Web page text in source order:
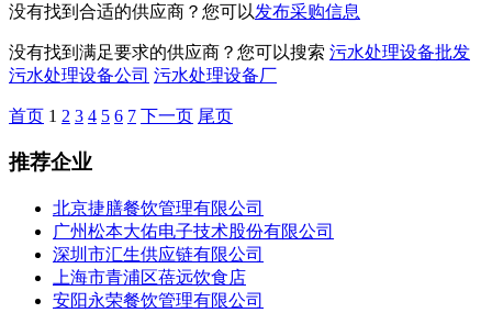
没有找到合适的供应商？您可以发布采购信息
没有找到满足要求的供应商？您可以搜索 污水处理设备批发
污水处理设备公司 污水处理设备厂
首页 1 2 3 4 5 6 7 下一页 尾页
推荐企业
北京捷膳餐饮管理有限公司
广州松本大佑电子技术股份有限公司
深圳市汇生供应链有限公司
上海市青浦区蓓远饮食店
安阳永荣餐饮管理有限公司